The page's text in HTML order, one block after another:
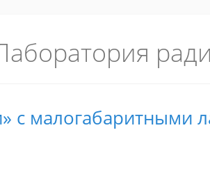
с малогабаритными